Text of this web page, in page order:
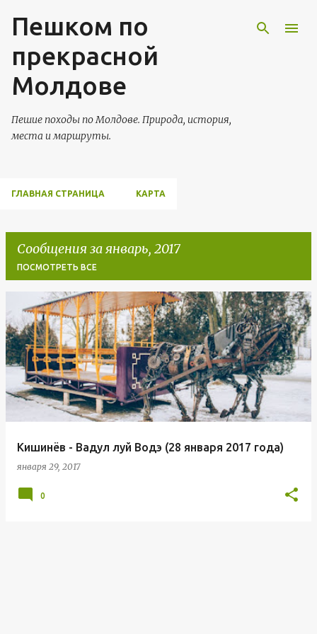
Пешком по
прекрасной
Молдове
Пешие походы по Молдове. Природа, история,
места и маршруты.
ГЛАВНАЯ СТРАНИЦА КАРТА
Сообщения за январь, 2017
ПОСМОТРЕТЬ ВСЕ
С
о
о
щ
Кишинёв - Вадул луй Водэ (28 января 2017 года)
января 29, 2017
0